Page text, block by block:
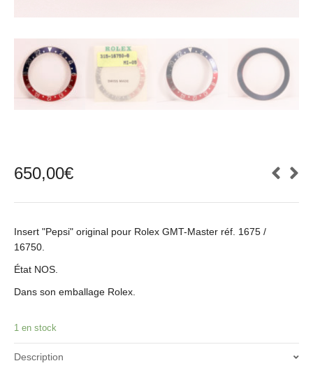
650,00€
Insert "Pepsi" original pour Rolex GMT-Master réf. 1675 /
16750.
État NOS.
Dans son emballage Rolex.
1 en stock
Description